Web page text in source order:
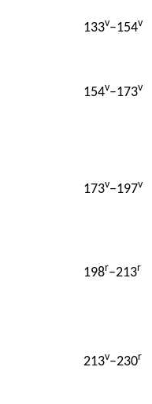
133v–154v
154v–173v
173v−197v
198r–213r
213v–230r